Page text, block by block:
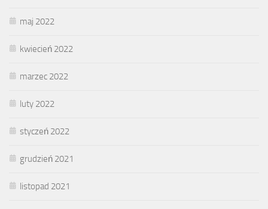
maj 2022
kwiecień 2022
marzec 2022
luty 2022
styczeń 2022
grudzień 2021
listopad 2021